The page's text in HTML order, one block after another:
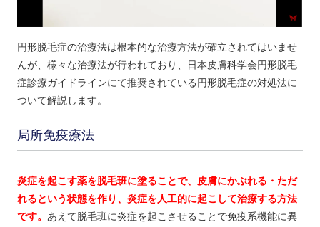
円形脱毛症の治療法は根本的な治療方法が確立されてはいませ
んが、様々な治療法が行われており、日本皮膚科学会円形脱毛
症診療ガイドラインにて推奨されている円形脱毛症の対処法に
ついて解説します。
局所免疫療法
炎症を起こす薬を脱毛班に塗ることで、皮膚にかぶれる・ただ
れるという状態を作り、炎症を人工的に起こして治療する方法
です。 あえて脱毛班に炎症を起こさせることで免疫系機能に異